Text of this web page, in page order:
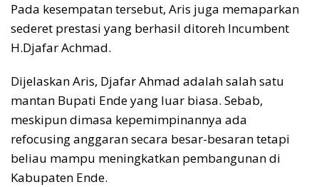
Pada kesempatan tersebut, Aris juga memaparkan
sederet prestasi yang berhasil ditoreh Incumbent
H.Djafar Achmad.
Dijelaskan Aris, Djafar Ahmad adalah salah satu
mantan Bupati Ende yang luar biasa. Sebab,
meskipun dimasa kepemimpinannya ada
refocusing anggaran secara besar-besaran tetapi
beliau mampu meningkatkan pembangunan di
Kabupaten Ende.